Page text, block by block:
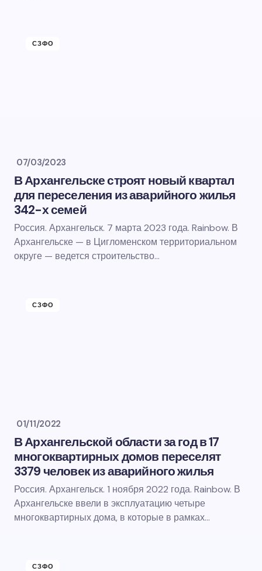
СЗФО
07/03/2023
В Архангельске строят новый квартал
для переселения из аварийного жилья
342-х семей
Россия. Архангельск. 7 марта 2023 года. Rainbow. В
Архангельске — в Цигломенском территориальном
округе — ведется строительство…
СЗФО
01/11/2022
В Архангельской области за год в 17
многоквартирных домов переселят
3379 человек из аварийного жилья
Россия. Архангельск. 1 ноября 2022 года. Rainbow. В
Архангельске ввели в эксплуатацию четыре
многоквартирных дома, в которые в рамках…
СЗФО